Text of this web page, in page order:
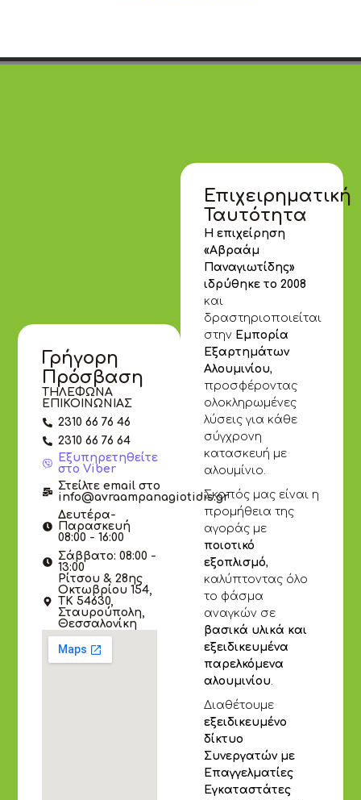
Επιχειρηματική
Ταυτότητα
Η επιχείρηση
«Αβραάμ
Παναγιωτίδης»
ιδρύθηκε το 2008
και
δραστηριοποιείται
στην Εμπορία
Εξαρτημάτων
Αλουμινίου,
προσφέροντας
ολοκληρωμένες
λύσεις για κάθε
σύγχρονη
κατασκευή με
αλουμίνιο.
Σκοπός μας είναι η
προμήθεια της
αγοράς με
ποιοτικό
εξοπλισμό,
καλύπτοντας όλο
το φάσμα
αναγκών σε
βασικά υλικά και
εξειδικευμένα
παρελκόμενα
αλουμινίου.
Διαθέτουμε
εξειδικευμένο
δίκτυο
Συνεργατών με
Επαγγελματίες
Εγκαταστάτες
Γρήγορη
Πρόσβαση
ΤΗΛΕΦΩΝΑ
ΕΠΙΚΟΙΝΩΝΙΑΣ
2310 66 76 46
2310 66 76 64
Εξυπηρετηθείτε
στο Viber
Στείλτε email στο
info@avraampanagiotidis.gr
Δευτέρα-
Παρασκευή
08:00 - 16:00
Σάββατο: 08:00 -
13:00
Ρίτσου & 28ης
Οκτωβρίου 154,
ΤΚ 54630,
Σταυρούπολη,
Θεσσαλονίκη